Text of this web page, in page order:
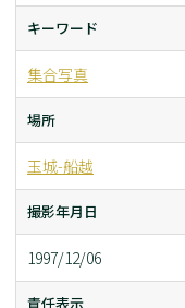
キーワード
集合写真
場所
玉城-船越
撮影年月日
1997/12/06
責任表示